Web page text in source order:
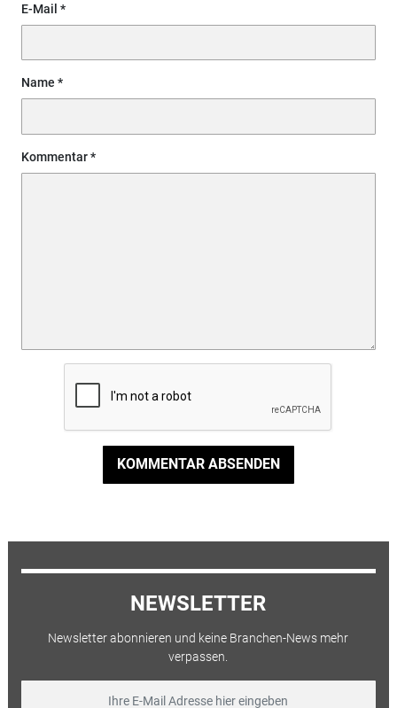
E-Mail
Name
Kommentar
KOMMENTAR ABSENDEN
NEWSLETTER
Newsletter abonnieren und keine Branchen-News mehr
verpassen.